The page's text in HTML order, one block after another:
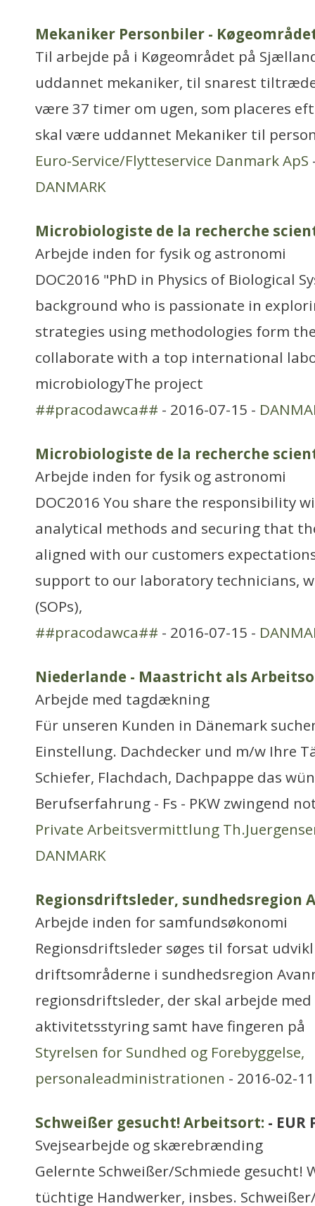
Mekaniker Personbiler -
Til arbejde på i Køgeområdet på
uddannet mekaniker, til snarest
være 37 timer om ugen, som placeres
skal være uddannet Mekaniker til
Euro-Service/Flytteservice Danmark ApS
DANMARK
Microbiologiste de la recherche
Arbejde inden for fysik og astronomi
DOC2016 "PhD in Physics of Biological
background who is passionate in
strategies using methodologies form
collaborate with a top international
microbiologyThe project
##pracodawca## - 2016-07-15 -
Microbiologiste de la recherche
Arbejde inden for fysik og astronomi
DOC2016 You share the responsibility
analytical methods and securing that
aligned with our customers
support to our laboratory technicians,
(SOPs),
##pracodawca## - 2016-07-15 -
Niederlande - Maastricht als
Arbejde med tagdækning
Für unseren Kunden in Dänemark
Einstellung. Dachdecker und m/w Ihre
Schiefer, Flachdach, Dachpappe das
Berufserfahrung - Fs - PKW zwingend
Private Arbeitsvermittlung
DANMARK
Regionsdriftsleder, sundhedsregion
Arbejde inden for samfundsøkonomi
Regionsdriftsleder søges til forsat
driftsområderne i sundhedsregion
regionsdriftsleder, der skal arbejde
aktivitetsstyring samt have fingeren på
Styrelsen for Sundhed og Forebyggelse,
personaleadministrationen - 2016-02-
Schweißer gesucht! Arbeitsort: - EUR
Svejsearbejde og skærebrænding
Gelernte Schweißer/Schmiede gesucht!
tüchtige Handwerker, insbes.